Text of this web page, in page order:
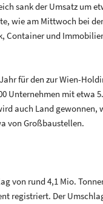
sank der Umsatz um
wie am Mittwoch bei der
Container und
für den zur Wien-
Unternehmen mit etwa
auch Land gewonnen,
von Großbaustellen.
von rund 4,1 Mio.
registriert. Der